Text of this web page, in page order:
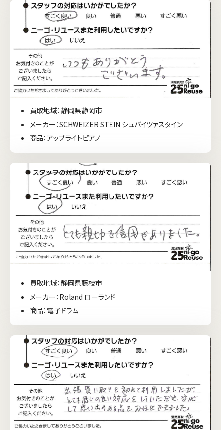
買取地域：静岡県静岡市
メーカー：SCHWEIZER STEIN シュバイツァスタイン
商品：アップライトピアノ
買取地域：静岡県藤枝市
メーカー：Roland ローランド
商品：電子ドラム